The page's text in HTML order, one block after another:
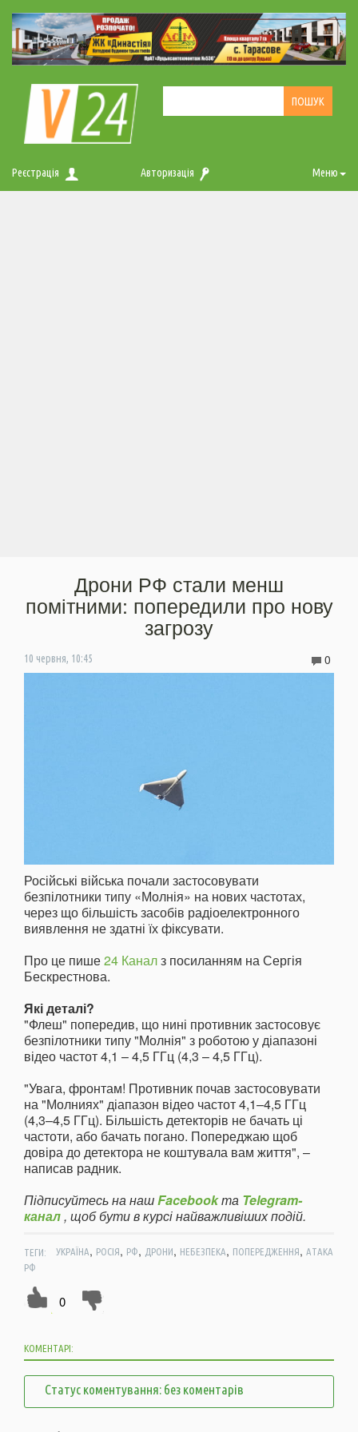
Реєстрація Авторизація Меню
Дрони РФ стали менш
помітними: попередили про нову
загрозу
10 червня, 10:45 0
Російські війська почали застосовувати
безпілотники типу «Молнія» на нових частотах,
через що більшість засобів радіоелектронного
виявлення не здатні їх фіксувати.
Про це пише24 Каналз посиланням на Сергія
Бескрестнова.
Які деталі?
"Флеш" попередив, що нині противник застосовує
безпілотники типу "Молнія" з роботою у діапазоні
відео частот 4,1 – 4,5 ГГц (4,3 – 4,5 ГГц).
"Увага, фронтам! Противник почав застосовувати
на "Молниях" діапазон відео частот 4,1–4,5 ГГц
(4,3–4,5 ГГц). Більшість детекторів не бачать ці
частоти, або бачать погано. Попереджаю щоб
довіра до детектора не коштувала вам життя", –
написав радник.
Підписуйтесь на нашFacebookта Telegram-
канал, щоб бути в курсі найважливіших подій.
ТЕГИ: УКРАЇНА, РОСІЯ, РФ, ДРОНИ, НЕБЕЗПЕКА, ПОПЕРЕДЖЕННЯ, АТАКА
РФ
0
КОМЕНТАРІ:
Статус коментування: без коментарів